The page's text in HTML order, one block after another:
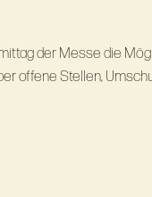
der Messe die
offene Stellen,